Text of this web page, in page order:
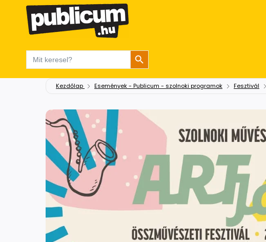
Search
for:
Search Button
Kezdőlap Események - Publicum - szolnoki programok Fesztivál